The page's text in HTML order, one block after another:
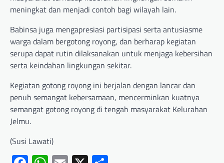
meningkat dan menjadi contoh bagi wilayah lain.
Babinsa juga mengapresiasi partisipasi serta antusiasme
warga dalam bergotong royong, dan berharap kegiatan
serupa dapat rutin dilaksanakan untuk menjaga kebersihan
serta keindahan lingkungan sekitar.
Kegiatan gotong royong ini berjalan dengan lancar dan
penuh semangat kebersamaan, mencerminkan kuatnya
semangat gotong royong di tengah masyarakat Kelurahan
Jelmu.
(Susi Lawati)